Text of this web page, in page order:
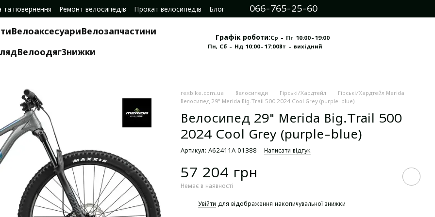
та повернення Ремонт велосипедів Прокат велосипедів
Блог
066-765-25-60
ВелоаксесуариВелозапчастини
ВелоодягЗнижки
Графік роботи:Ср - Пт 10:00-19:00
Пн, Сб - Нд 10:00-17:00Вт - вихідний
rexbike.com.ua Велосипеди Гірські/Хардтейл
Гірські/Хардтейл Merida
Велосипед 29" Merida Big.Trail 500 2024 Cool Grey (purple-blue)
Велосипед 29" Merida Big.Trail 500
2024 Cool Grey (purple-blue)
Артикул: A62411A 01388 Написати відгук
57 204 грн
Немає в наявності
Увійти для відображення накопичувальної знижки